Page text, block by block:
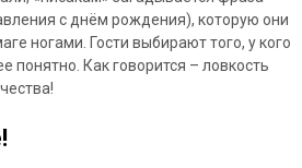
с днём рождения), которую они
ногами. Гости выбирают того, у кого
понятно. Как говорится – ловкость